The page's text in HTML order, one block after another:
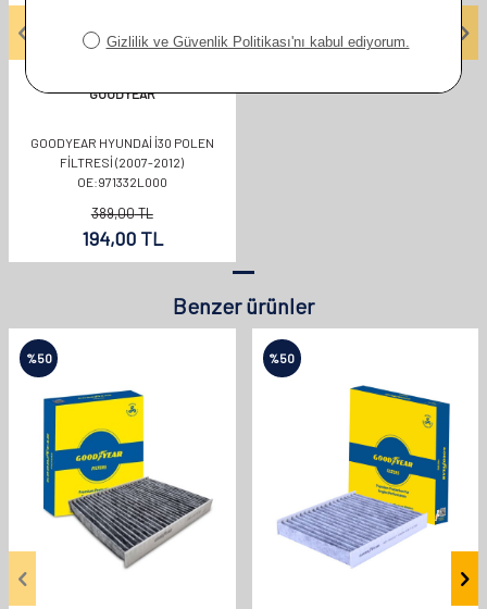
GOODYEAR
GOODYEAR HYUNDAI İ30 POLEN
FILTRESI (2007-2012)
OE:971332L000
389,00TL
194,00TL
Benzer ürünler
%50 %50